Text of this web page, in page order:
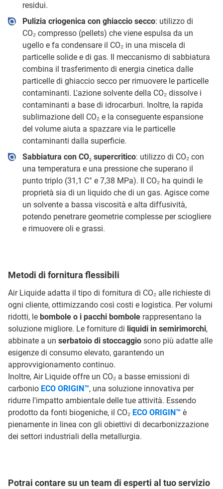
residui.
Pulizia criogenica con ghiaccio secco: utilizzo di
CO₂ compresso (pellets) che viene espulsa da un
ugello e fa condensare il CO₂ in una miscela di
particelle solide e di gas. Il meccanismo di sabbiatura
combina il trasferimento di energia cinetica dalle
particelle di ghiaccio secco per rimuovere le particelle
contaminanti. L'azione solvente della CO₂ dissolve i
contaminanti a base di idrocarburi. Inoltre, la rapida
sublimazione dell CO₂ e la conseguente espansione
del volume aiuta a spazzare via le particelle
contaminanti dalla superficie.
Sabbiatura con CO₂ supercritico: utilizzo di CO₂ con
una temperatura e una pressione che superano il
punto triplo (31,1 C° e 7,38 MPa). Il CO₂ ha quindi le
proprietà sia di un liquido che di un gas. Agisce come
un solvente a bassa viscosità e alta diffusività,
potendo penetrare geometrie complesse per sciogliere
e rimuovere oli e grassi.
Metodi di fornitura flessibili
Air Liquide adatta il tipo di fornitura di CO₂ alle richieste di
ogni cliente, ottimizzando così costi e logistica. Per volumi
ridotti, le bombole o i pacchi bombole rappresentano la
soluzione migliore. Le forniture di liquidi in semirimorchi,
abbinate a un serbatoio di stoccaggio sono più adatte alle
esigenze di consumo elevato, garantendo un
approvvigionamento continuo.
Inoltre, Air Liquide offre un CO₂ a basse emissioni di
carbonio ECO ORIGIN™, una soluzione innovativa per
ridurre l'impatto ambientale delle tue attività. Essendo
prodotto da fonti biogeniche, il CO₂ ECO ORIGIN™ è
pienamente in linea con gli obiettivi di decarbonizzazione
dei settori industriali della metallurgia.
Potrai contare su un team di esperti al tuo servizio